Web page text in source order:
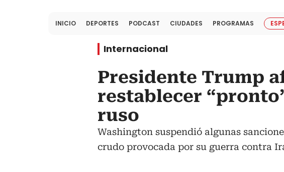
INICIO DEPORTES PODCAST CIUDADES PROGRAMAS
Internacional
Presidente Trump
restablecer
ruso
Washington suspendió algunas
crudo provocada por su guerra contra